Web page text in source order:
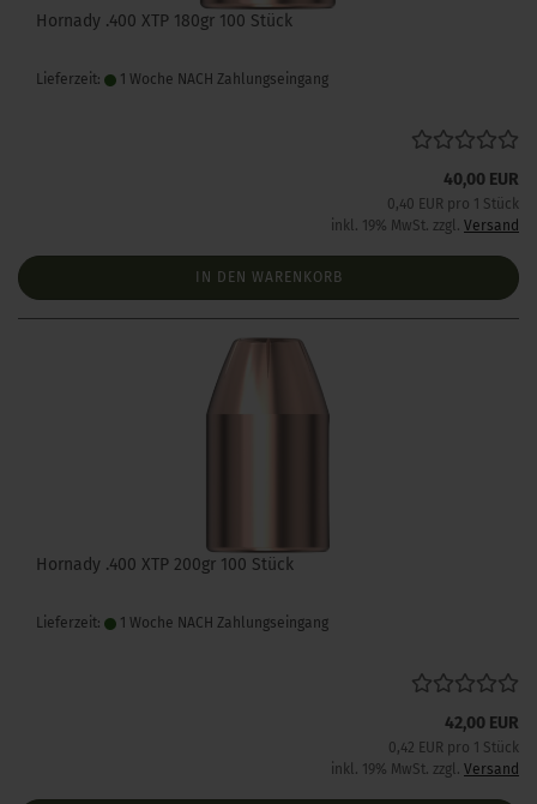
Hornady .400 XTP 180gr 100 Stück
Lieferzeit: 1 Woche NACH Zahlungseingang
40,00 EUR
0,40 EUR pro 1 Stück
inkl. 19% MwSt. zzgl. Versand
IN DEN WARENKORB
Hornady .400 XTP 200gr 100 Stück
Lieferzeit: 1 Woche NACH Zahlungseingang
42,00 EUR
0,42 EUR pro 1 Stück
inkl. 19% MwSt. zzgl. Versand